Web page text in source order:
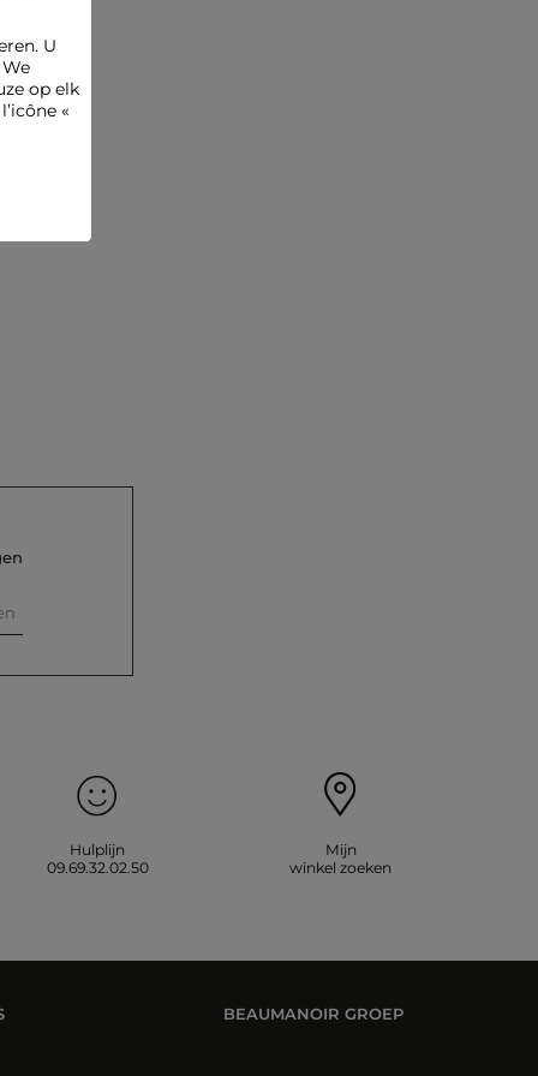
Referentie: 32536311050200900 261-DCANCUN
Categorie :
Kleur : Hemden vrouw meerkleurig
Hulplijn
09.69.32.02.50
Mijn
winkel zoeken
BEAUMANOIR GROEP
U
op elk
«